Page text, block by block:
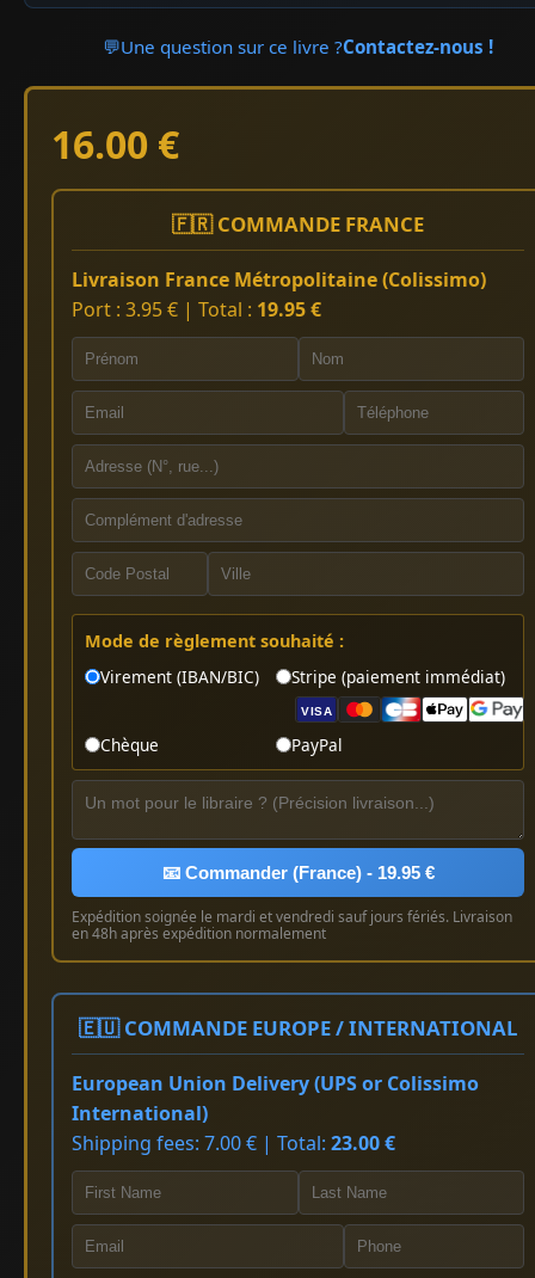
💬Une question sur ce livre ?Contactez-nous !
16.00 €
🇫🇷 COMMANDE FRANCE
Livraison France Métropolitaine (Colissimo)
Port : 3.95 € | Total : 19.95 €
Mode de règlement souhaité :
Virement (IBAN/BIC)
Stripe (paiement immédiat)
VISA
Chèque PayPal
📧 Commander (France) - 19.95 €
Expédition soignée le mardi et vendredi sauf jours fériés. Livraison
en 48h après expédition normalement
🇪🇺 COMMANDE EUROPE / INTERNATIONAL
European Union Delivery (UPS or Colissimo
International)
Shipping fees: 7.00 € | Total: 23.00 €